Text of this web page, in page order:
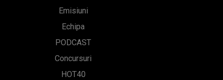
Emisiuni
Echipa
PODCAST
Concursuri
HOT40